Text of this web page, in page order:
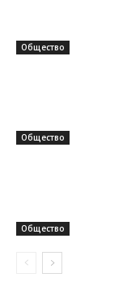
Общество
Общество
Общество